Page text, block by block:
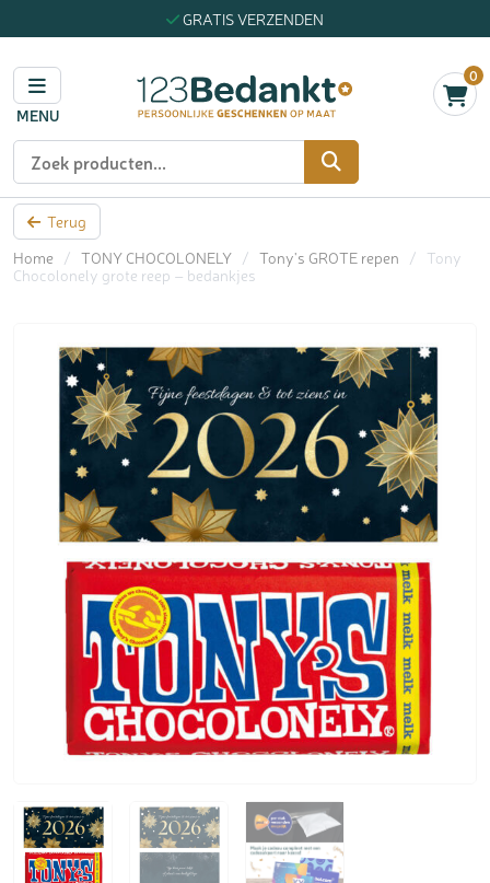
GRATIS VERZENDEN
MENU
0
Zoeken
Terug
Home
/ TONY CHOCOLONELY / Tony's GROTE repen /
Tony
Chocolonely grote reep – bedankjes